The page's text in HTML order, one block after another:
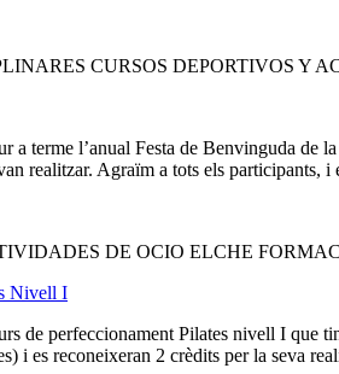
CURSOS DEPORTIVOS Y
a terme l’anual Festa de Benvinguda de
realitzar. Agraïm a tots els
DE OCIO ELCHE
Nivell I
de perfeccionament Pilates nivell I que
i es reconeixeran 2 crèdits per la seva